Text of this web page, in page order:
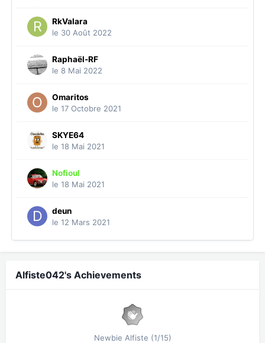
RkValara
le 30 Août 2022
Raphaël-RF
le 8 Mai 2022
Omaritos
le 17 Octobre 2021
SKYE64
le 18 Mai 2021
Nofioul
le 18 Mai 2021
deun
le 12 Mars 2021
Alfiste042's Achievements
Newbie Alfiste (1/15)